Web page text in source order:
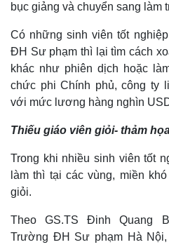
bục giảng và chuyển sang làm
Có những sinh viên tốt
ĐH Sư phạm thì lại tìm cách
khác như phiên dịch hoặc
chức phi Chính phủ, công ty
với mức lương hàng nghìn
Thiếu giáo viên giỏi- thảm
Trong khi nhiều sinh viên tốt
làm thì tại các vùng, miền
giỏi.
Theo GS.TS Đinh Quang
Trường ĐH Sư phạm Hà